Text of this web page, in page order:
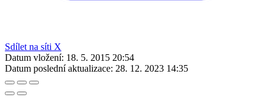
Sdílet na síti X
Datum vložení: 18. 5. 2015 20:54
Datum poslední aktualizace: 28. 12. 2023 14:35